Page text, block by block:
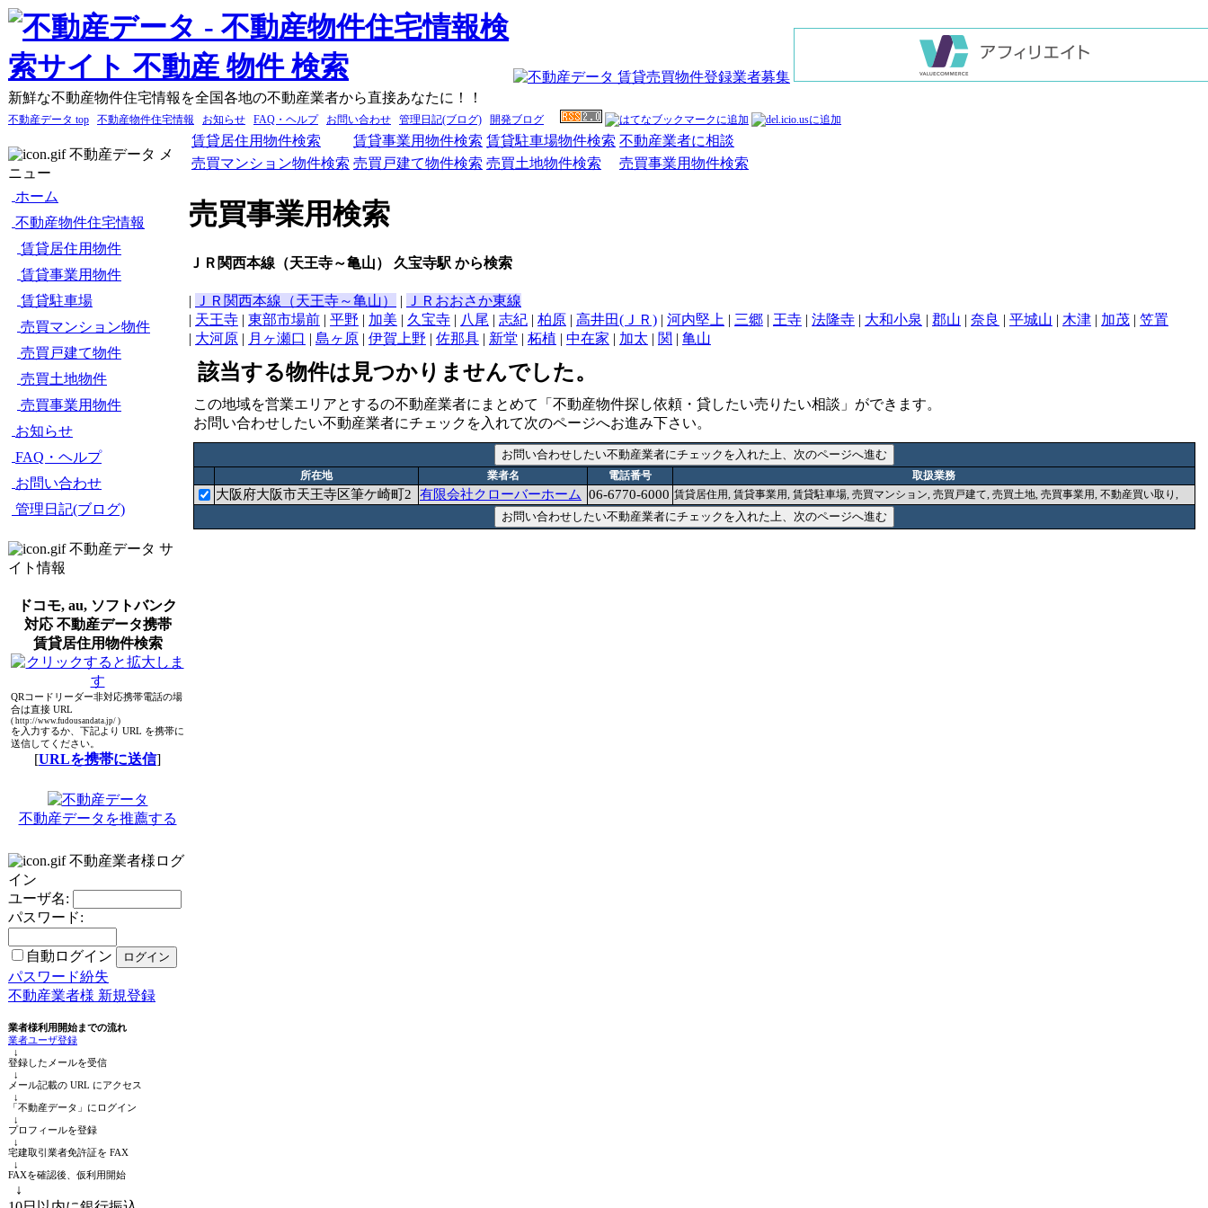
新鮮な不動産物件住宅情報を全国各地の不動産業者から直接あなたに！！
不動産データ top 不動産物件住宅情報 お知らせ FAQ・ヘルプ お問い合わせ 管理日記(ブログ) 開発ブログ
不動産データ メ
ニュー
ホーム
不動産物件住宅情報
賃貸居住用物件
賃貸事業用物件
賃貸駐車場
売買マンション物件
売買戸建て物件
売買土地物件
売買事業用物件
お知らせ
FAQ・ヘルプ
お問い合わせ
管理日記(ブログ)
不動産データ サ
イト情報
ドコモ, au, ソフトバンク
対応 不動産データ携帯
賃貸居住用物件検索
QRコードリーダー非対応携帯電話の場
合は直接 URL
( http://www.fudousandata.jp/ )
を入力するか、下記より URL を携帯に
送信してください。
[URLを携帯に送信]
不動産データを推薦する
不動産業者様ログ
イン
ユーザ名:
パスワード:
自動ログイン
パスワード紛失
不動産業者様 新規登録
業者様利用開始までの流れ
業者ユーザ登録
↓
登録したメールを受信
↓
メール記載の URL にアクセス
↓
「不動産データ」にログイン
↓
プロフィールを登録
↓
宅建取引業者免許証を FAX
↓
FAXを確認後、仮利用開始
↓
賃貸居住用物件検索 賃貸事業用物件検索 賃貸駐車場物件検索 不動産業者に相談
売買マンション物件検索 売買戸建て物件検索 売買土地物件検索 売買事業用物件検索
売買事業用検索
ＪＲ関西本線（天王寺～亀山） 久宝寺駅 から検索
| ＪＲ関西本線（天王寺～亀山） |
ＪＲおおさか東線
| 天王寺 | 東部市場前 | 平野 | 加美 | 久宝寺 | 八尾 | 志紀 | 柏原 | 高井田(ＪＲ) | 河内堅上 | 三郷 | 王寺 | 法隆寺 | 大和小泉 | 郡山 | 奈良 | 平城山 | 木津 | 加茂 | 笠置
| 大河原 | 月ヶ瀬口 | 島ヶ原 | 伊賀上野 | 佐那具 | 新堂 | 柘植 | 中在家 | 加太 | 関 | 亀山
該当する物件は見つかりませんでした。
この地域を営業エリアとするの不動産業者にまとめて「不動産物件探し依頼・貸したい売りたい相談」ができます。
お問い合わせしたい不動産業者にチェックを入れて次のページへお進み下さい。
所在地 業者名 電話番号 取扱業務
大阪府大阪市天王寺区筆ケ崎町2 有限会社クローバーホーム 06-6770-6000 賃貸居住用, 賃貸事業用, 賃貸駐車場, 売買マンション, 売買戸建て, 売買土地, 売買事業用, 不動産買い取り,